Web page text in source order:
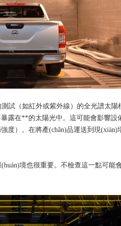
（如紅外或紫外線）的全光譜太陽
暴露在**的太陽光中。這可能會影
。在將產(chǎn)品運送到現(xiàn)場
境也很重要。不檢查這一點可能